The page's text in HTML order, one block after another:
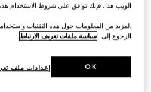
الويب هذا، فإنك توافق على شروط الاستخدام
.لمزيد من المعلومات حول هذه التقنيات
الرجوع إلى سياسة ملفات تعريف الارتباط
إعدادات ملف OK